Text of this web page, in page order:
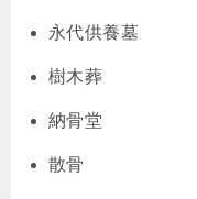
永代供養墓
樹木葬
納骨堂
散骨